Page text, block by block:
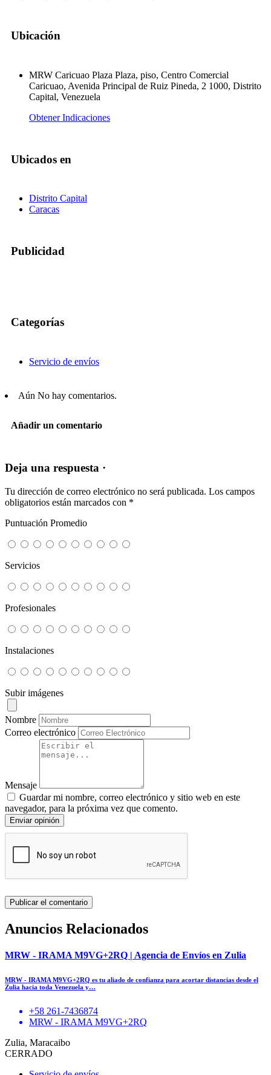
Ubicación
MRW Caricuao Plaza Plaza, piso, Centro Comercial
Caricuao, Avenida Principal de Ruiz Pineda, 2 1000, Distrito
Capital, Venezuela
Obtener Indicaciones
Ubicados en
Distrito Capital
Caracas
Publicidad
Categorías
Servicio de envíos
Aún No hay comentarios.
Añadir un comentario
Deja una respuesta ·
Tu dirección de correo electrónico no será publicada. Los campos
obligatorios están marcados con *
Puntuación Promedio
Servicios
Profesionales
Instalaciones
Subir imágenes
Nombre
Correo electrónico
Mensaje
Guardar mi nombre, correo electrónico y sitio web en este
navegador, para la próxima vez que comento.
Enviar opinión
Anuncios Relacionados
MRW - IRAMA M9VG+2RQ | Agencia de Envíos en Zulia
MRW - IRAMA M9VG+2RQ es tu aliado de confianza para acortar distancias desde el
Zulia hacia toda Venezuela y…
+58 261-7436874
MRW - IRAMA M9VG+2RQ
Zulia, Maracaibo
CERRADO